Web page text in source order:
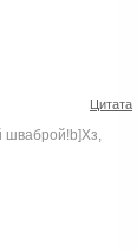
Цитата
шваброй!b]Хз,